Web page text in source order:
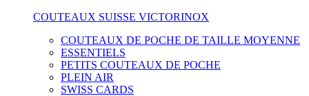
COUTEAUX SUISSE VICTORINOX
COUTEAUX DE POCHE DE TAILLE MOYENNE
ESSENTIELS
PETITS COUTEAUX DE POCHE
PLEIN AIR
SWISS CARDS